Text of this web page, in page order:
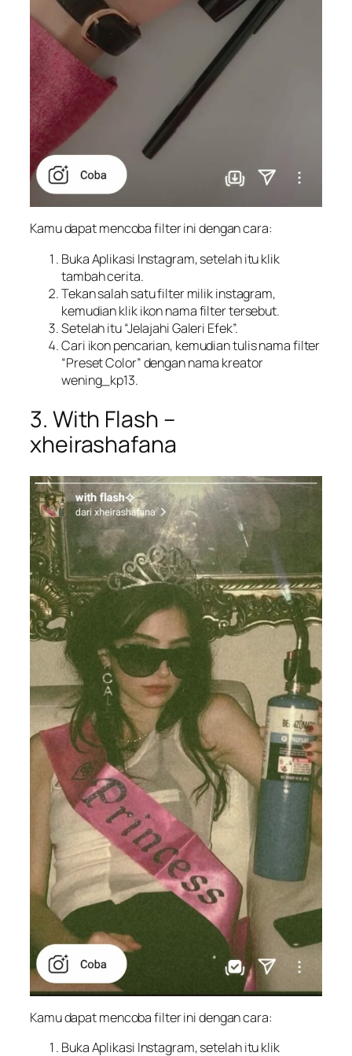
Kamu dapat mencoba filter ini dengan cara:
Buka Aplikasi Instagram, setelah itu klik
tambah cerita.
Tekan salah satu filter milik instagram,
kemudian klik ikon nama filter tersebut.
Setelah itu “Jelajahi Galeri Efek”.
Cari ikon pencarian, kemudian tulis nama filter
“Preset Color” dengan nama kreator
wening_kp13.
3. With Flash –
xheirashafana
Kamu dapat mencoba filter ini dengan cara:
Buka Aplikasi Instagram, setelah itu klik